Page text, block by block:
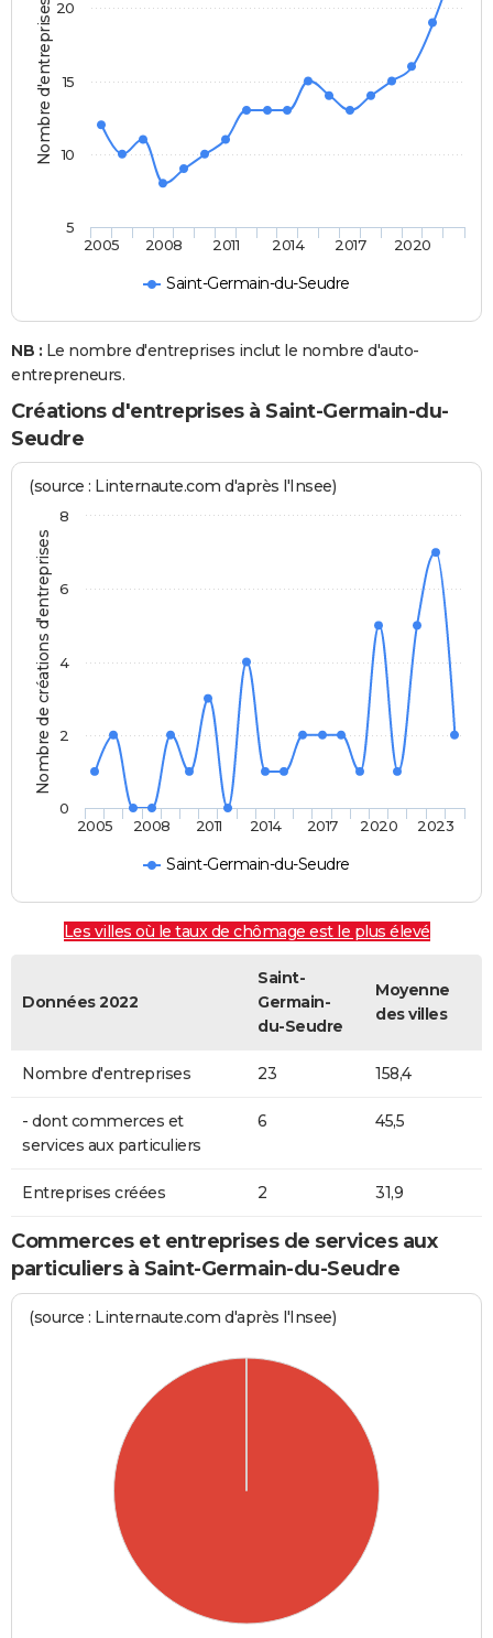
Nombre d'entreprises
Saint-Germain-du-Seudre
2005 2008 2011 2014 2017 2020
5
10
15
20
NB : Le nombre d'entreprises inclut le nombre d'auto-
entrepreneurs.
Créations d'entreprises à Saint-Germain-du-
Seudre
Nombre de créations d'entreprises
(source : Linternaute.com d'après l'Insee)
Saint-Germain-du-Seudre
2005 2008 2011 2014 2017 2020 2023
0
2
4
6
8
Les villes où le taux de chômage est le plus élevé
Données 2022
Saint-
Germain-
du-Seudre
Moyenne
des villes
Nombre d'entreprises 23 158,4
- dont commerces et
services aux particuliers
6 45,5
Entreprises créées 2 31,9
Commerces et entreprises de services aux
particuliers à Saint-Germain-du-Seudre
(source : Linternaute.com d'après l'Insee)